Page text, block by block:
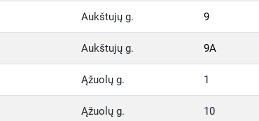
Aukštujų g. 9
Aukštujų g. 9A
Ąžuolų g. 1
Ąžuolų g. 10